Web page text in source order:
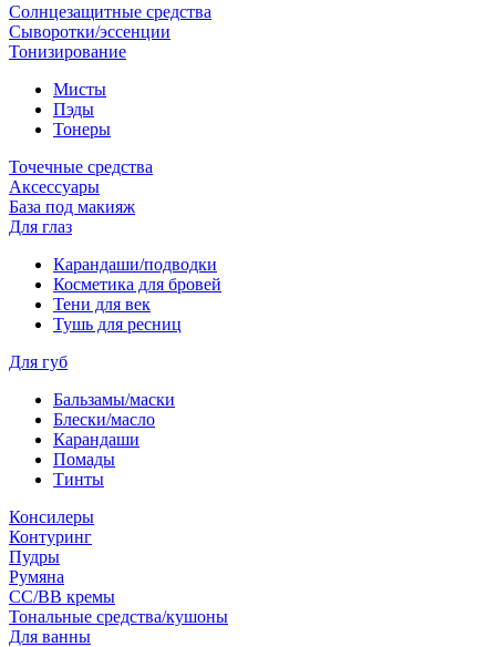
Солнцезащитные средства
Сыворотки/эссенции
Тонизирование
Мисты
Пэды
Тонеры
Точечные средства
Аксессуары
База под макияж
Для глаз
Карандаши/подводки
Косметика для бровей
Тени для век
Тушь для ресниц
Для губ
Бальзамы/маски
Блески/масло
Карандаши
Помады
Тинты
Консилеры
Контуринг
Пудры
Румяна
СС/ВВ кремы
Тональные средства/кушоны
Для ванны